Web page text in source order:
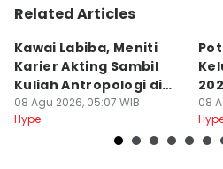
Related Articles
Kawai Labiba, Meniti
Karier Akting Sambil
Kuliah Antropologi di
Jogja
08 Agu 2026, 05:07 WIB
Hype
08